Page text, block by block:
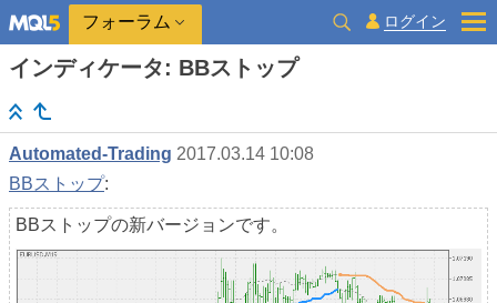
フォーラム ログイン
インディケータ: BBストップ
Automated-Trading 2017.03.14 10:08
BBストップ:
BBストップの新バージョンです。